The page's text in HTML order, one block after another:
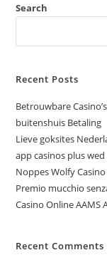
Search
Recent Posts
Betrouwbare
buitenshuis Betaling
Lieve goksites
app casinos plus
Noppes Wolfy
Premio mucchio
Casino Online AAMS
Recent Comments